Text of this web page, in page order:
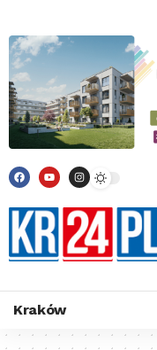
Kraków